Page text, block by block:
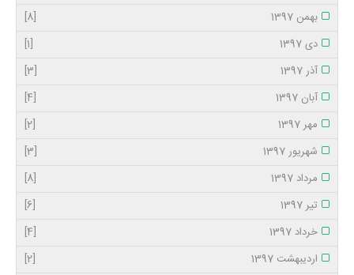
بهمن 1397
[8]
دی 1397
[1]
آذر 1397
[3]
آبان 1397
[4]
مهر 1397
[2]
شهریور 1397
[3]
مرداد 1397
[8]
تیر 1397
[6]
خرداد 1397
[4]
اردیبهشت 1397
[2]